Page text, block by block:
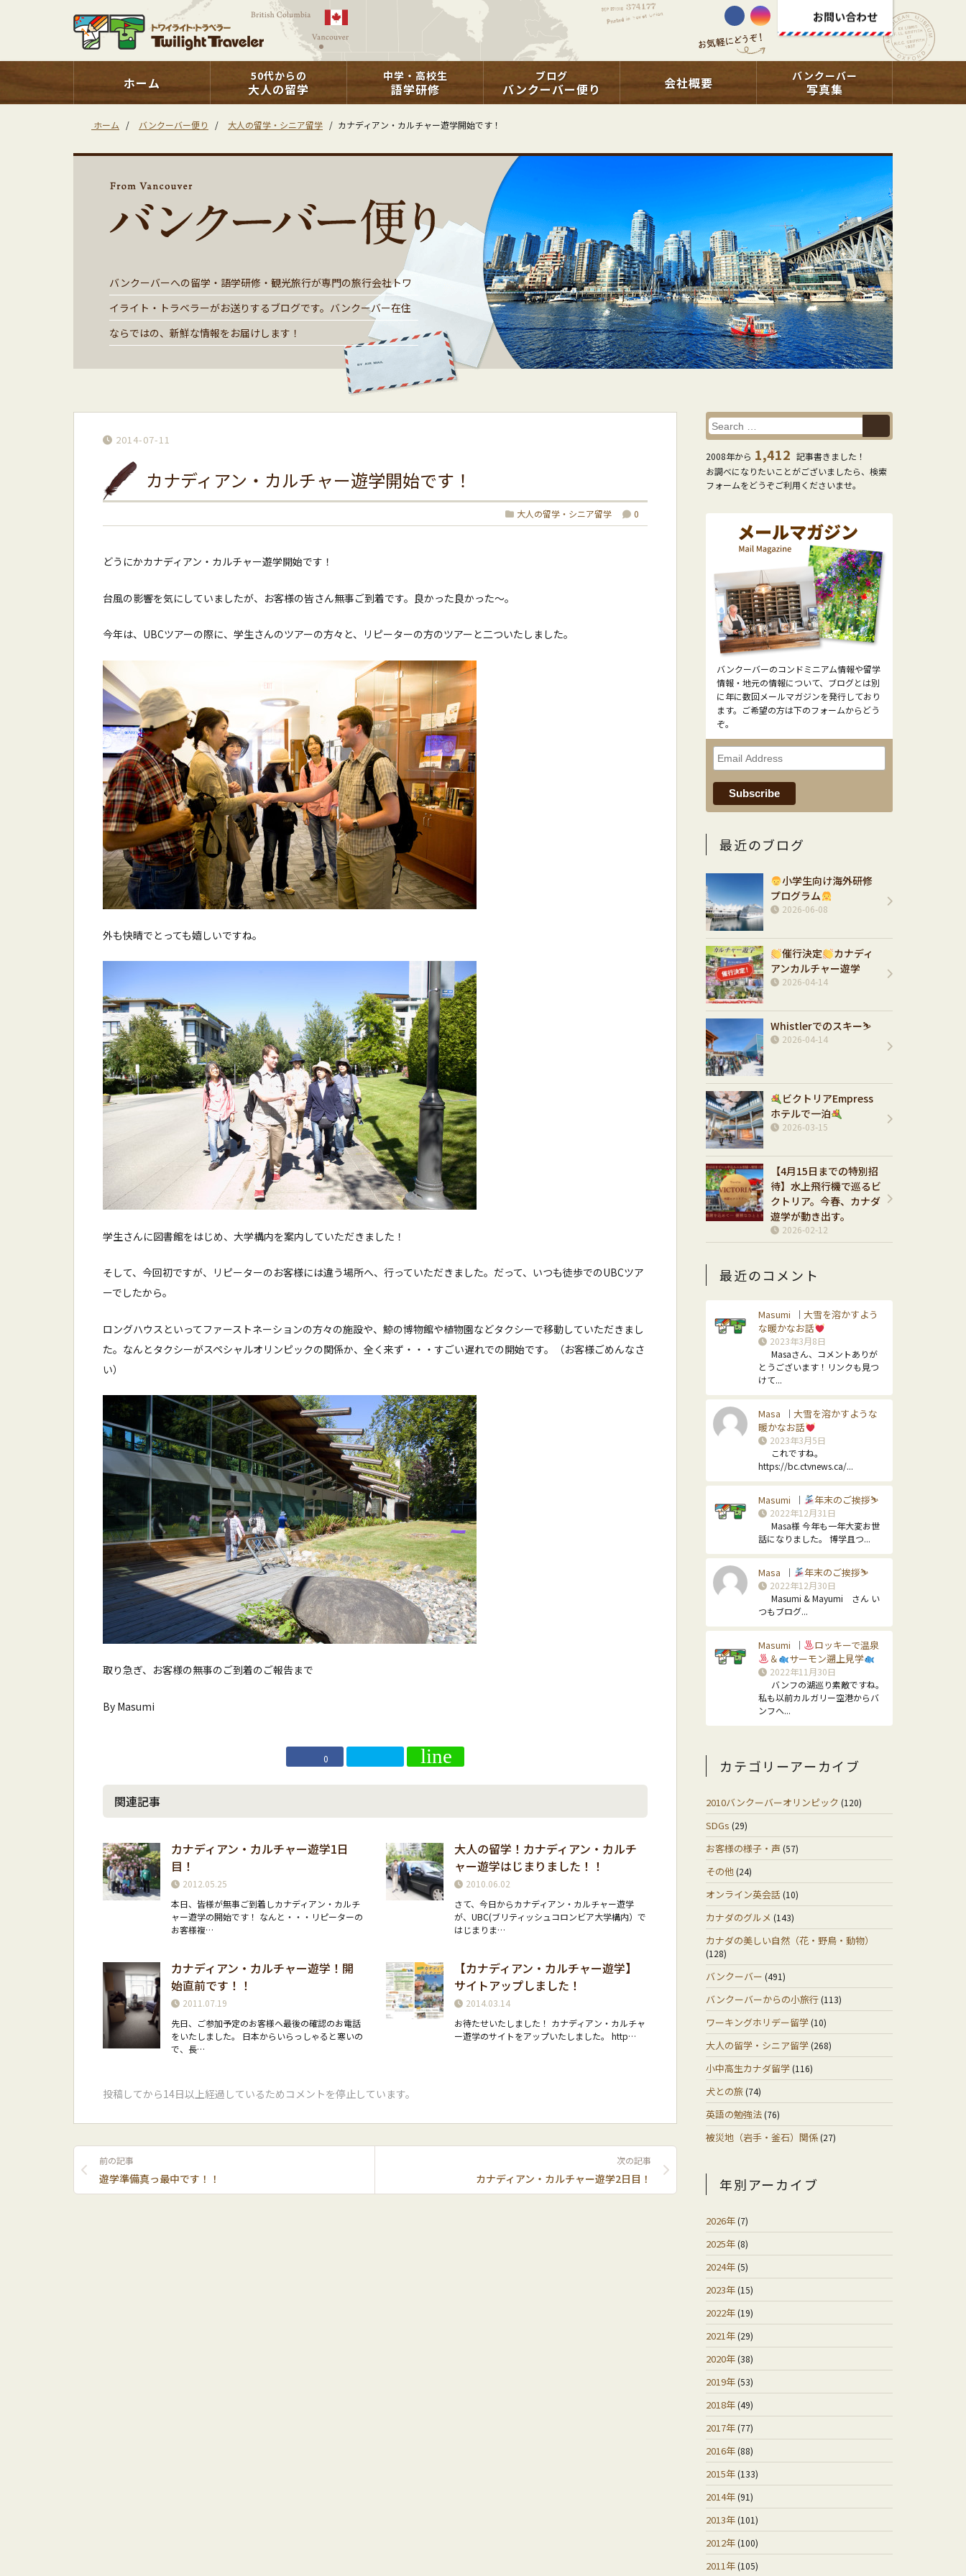
お問い合わせ
ホーム 50代からの
大人の留学
中学・高校生
語学研修
ブログ
バンクーバー便り 会社概要 バンクーバー
写真集
ホーム / バンクーバー便り / 大人の留学・シニア留学 / カナディアン・カルチャー遊学開始です！
バンクーバーへの留学・語学研修・観光旅行が専門の旅行会社トワ
イライト・トラベラーがお送りするブログです。バンクーバー在住
ならではの、新鮮な情報をお届けします！
2014-07-11
カナディアン・カルチャー遊学開始です！
大人の留学・シニア留学 0
どうにかカナディアン・カルチャー遊学開始です！
台風の影響を気にしていましたが、お客様の皆さん無事ご到着です。良かった良かった〜。
今年は、UBCツアーの際に、学生さんのツアーの方々と、リピーターの方のツアーと二ついたしました。
外も快晴でとっても嬉しいですね。
学生さんに図書館をはじめ、大学構内を案内していただきました！
そして、今回初ですが、リピーターのお客様には違う場所へ、行っていただきました。だって、いつも徒歩でのUBCツア
ーでしたから。
ロングハウスといってファーストネーションの方々の施設や、鯨の博物館や植物園などタクシーで移動していただきまし
た。なんとタクシーがスペシャルオリンピックの関係か、全く来ず・・・すごい遅れでの開始です。（お客様ごめんなさ
い）
取り急ぎ、お客様の無事のご到着のご報告まで
By Masumi
0
関連記事
カナディアン・カルチャー遊学1日
目！
2012.05.25
本日、皆様が無事ご到着しカナディアン・カルチ
ャー遊学の開始です！ なんと・・・リピーターの
お客様複…
大人の留学！カナディアン・カルチ
ャー遊学はじまりました！！
2010.06.02
さて、今日からカナディアン・カルチャー遊学
が、UBC(ブリティッシュコロンビア大学構内）で
はじまりま…
カナディアン・カルチャー遊学！開
始直前です！！
2011.07.19
先日、ご参加予定のお客様へ最後の確認のお電話
をいたしました。 日本からいらっしゃると寒いの
で、長…
【カナディアン・カルチャー遊学】
サイトアップしました！
2014.03.14
お待たせいたしました！ カナディアン・カルチャ
ー遊学のサイトをアップいたしました。 http…
投稿してから14日以上経過しているためコメントを停止しています。
前の記事
遊学準備真っ最中です！！
次の記事
カナディアン・カルチャー遊学2日目！
2008年から 1,412 記事書きました！
お調べになりたいことがございましたら、検索
フォームをどうぞご利用くださいませ。
バンクーバーのコンドミニアム情報や留学
情報・地元の情報について、ブログとは別
に年に数回メールマガジンを発行しており
ます。ご希望の方は下のフォームからどう
ぞ。
最近のブログ
小学生向け海外研修
プログラム
2026-06-08
催行決定
カナディ
アンカルチャー遊学
2026-04-14
Whistlerでのスキー⛷️
2026-04-14
ビクトリアEmpress
ホテルで一泊
2026-03-15
【4月15日までの特別招
待】水上飛行機で巡るビ
クトリア。今春、カナダ
遊学が動き出す。
2026-02-12
最近のコメント
Masumi ｜ 大雪を溶かすよう
な暖かなお話
2023年3月8日
Masaさん、コメントありが
とうございます！リンクも見つ
けて...
Masa ｜ 大雪を溶かすような
暖かなお話
2023年3月5日
これですね。
https://bc.ctvnews.ca/...
Masumi ｜ 年末のご挨拶⛷
2022年12月31日
Masa様 今年も一年大変お世
話になりました。 博学且つ...
Masa ｜ 年末のご挨拶⛷
2022年12月30日
Masumi & Mayumi さん い
つもブログ...
Masumi ｜
ロッキーで温泉
＆
サーモン遡上見学
2022年11月30日
バンフの湖巡り素敵ですね。
私も以前カルガリー空港からバ
ンフへ...
カテゴリーアーカイブ
2010バンクーバーオリンピック (120)
SDGs (29)
お客様の様子・声 (57)
その他(24)
オンライン英会話 (10)
カナダのグルメ (143)
カナダの美しい自然（花・野鳥・動物）
(128)
バンクーバー (491)
バンクーバーからの小旅行(113)
ワーキングホリデー留学(10)
大人の留学・シニア留学(268)
小中高生カナダ留学(116)
犬との旅(74)
英語の勉強法(76)
被災地（岩手・釜石）関係(27)
年別アーカイブ
2026年(7)
2025年(8)
2024年(5)
2023年(15)
2022年(19)
2021年(29)
2020年(38)
2019年(53)
2018年(49)
2017年(77)
2016年(88)
2015年(133)
2014年(91)
2013年(101)
2012年(100)
2011年(105)